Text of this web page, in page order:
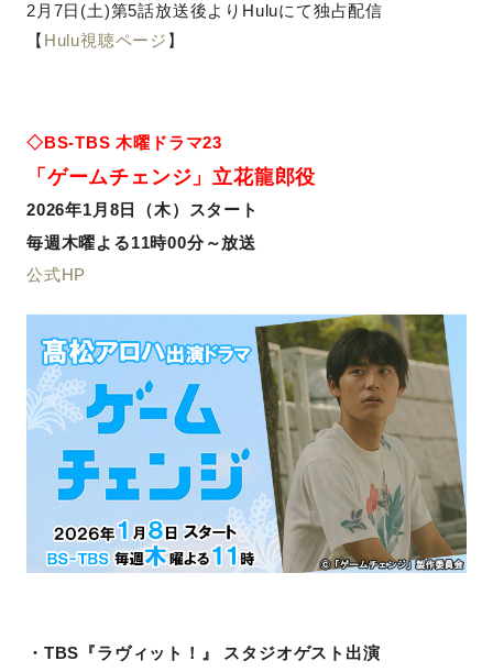
2月7日(土)第5話放送後よりHuluにて独占配信
【 Hulu視聴ページ 】
◇BS-TBS 木曜ドラマ23
「ゲームチェンジ」立花龍郎役
2026年1月8日（木）スタート
毎週木曜よる11時00分～放送
公式HP
・TBS『ラヴィット！』 スタジオゲスト出演